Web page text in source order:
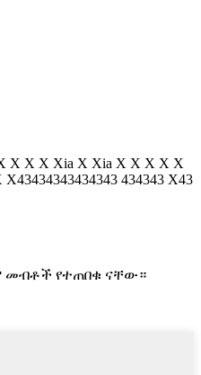
X X X Xia X Xia X X X X X
434343 X43
መብቶች የተጠበቁ ናቸው።